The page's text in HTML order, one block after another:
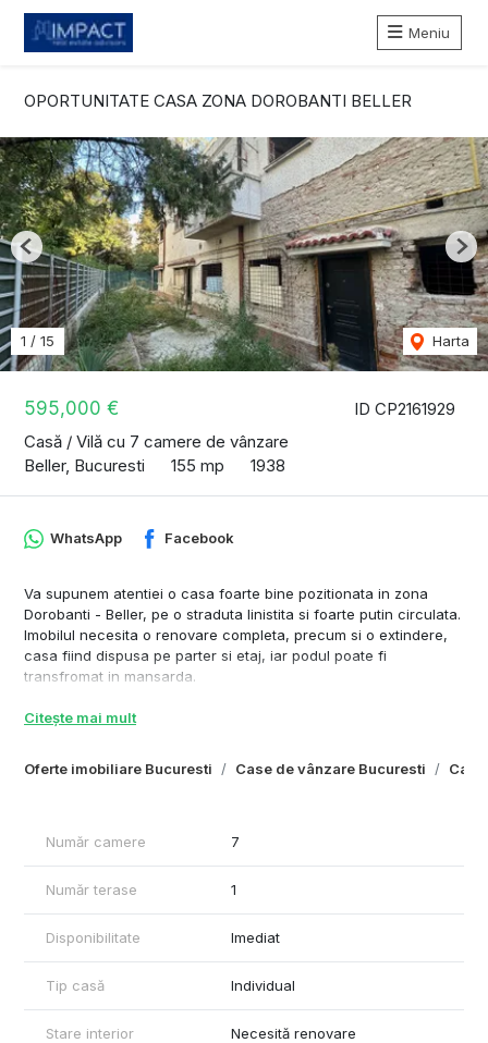
Meniu
OPORTUNITATE CASA ZONA DOROBANTI BELLER
ID CP2161929
595,000 €
Casă / Vilă cu 7 camere de vânzare
Beller, Bucuresti
155 mp 1938
1 / 15 Harta
Previous
Oferte imobiliare Bucuresti Case de vânzare Bucuresti
WhatsApp Facebook
Va supunem atentiei o casa foarte bine pozitionata in zona
Dorobanti - Beller, pe o straduta linistita si foarte putin circulata.
Imobilul necesita o renovare completa, precum si o extindere,
casa fiind dispusa pe parter si etaj, iar podul poate fi
transfromat in mansarda.
destinatii multiple, de la locuinta individuala, birou, pana la o
Pentru mai multe detalii si sau vizionari, nu ezitati sa ma
Citește mai mult
Număr camere 7
Număr terase 1
Disponibilitate Imediat
Tip casă Individual
Stare interior Necesită renovare